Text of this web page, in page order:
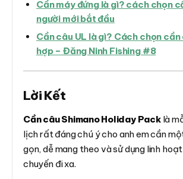
Cần máy đứng là gì? cách chọn
người mới bắt đầu
Cần câu UL là gì? Cách chọn cần
hợp – Đăng Ninh Fishing #8
Lời Kết
Cần câu Shimano Holiday Packlà
lịch rất đáng chú ý cho anh em cần
gọn, dễ mang theo và sử dụng linh
chuyến đi xa.